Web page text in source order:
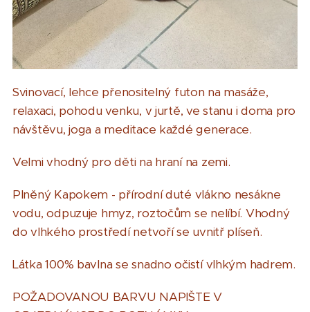
Svinovací, lehce přenositelný futon na masáže,
relaxaci, pohodu venku, v jurtě, ve stanu i doma pro
návštěvu, joga a meditace každé generace.
Velmi vhodný pro děti na hraní na zemi.
Plněný Kapokem - přírodní duté vlákno nesákne
vodu, odpuzuje hmyz, roztočům se nelíbí. Vhodný
do vlhkého prostředí netvoří se uvnitř plíseň.
Látka 100% bavlna se snadno očistí vlhkým hadrem.
POŽADOVANOU BARVU NAPIŠTE V